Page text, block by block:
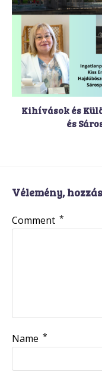
Kihívások és
és
Vélemény,
Comment *
Name *